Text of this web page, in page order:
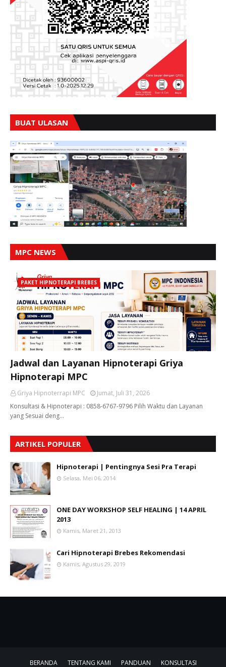
BUAT ULASAN
MPC NEWS
PAKET HIPNOTERAPI BREBES
Jadwal dan Layanan Hipnoterapi Griya
Hipnoterapi MPC
Griya Hipnoterrapi MPC
Jumat, Juli 31, 2026
Konsultasi & Hipnoterapi : 0858-6767-9796 Pilih Waktu dan Layanan
yang Sesuai deng…
ARTIKEL POPULER
Hipnoterapi | Pentingnya Sesi Pra Terapi
Selasa, Mei 06, 2014
ONE DAY WORKSHOP SELF HEALING | 14 APRIL
2013
Kamis, Maret 21, 2013
Cari Hipnoterapi Brebes Rekomendasi
Kamis, Agustus 29, 2019
BERANDA TENTANG KAMI PANDUAN KONSULTASI